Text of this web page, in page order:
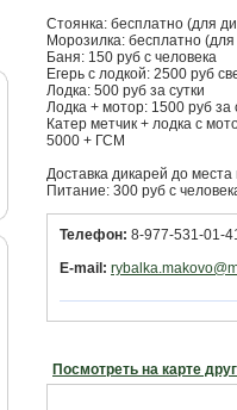
Стоянка: бесплатно (для
Морозилка: бесплатно
Баня: 150 руб с человека
Егерь с лодкой: 2500 руб
Лодка: 500 руб за сутки
Лодка + мотор: 1500 руб
Катер метчик + лодка с
5000 + ГСМ
Доставка дикарей до
Питание: 300 руб с
Телефон: 8-977-531-01-
E-mail:
Посмотреть на карте